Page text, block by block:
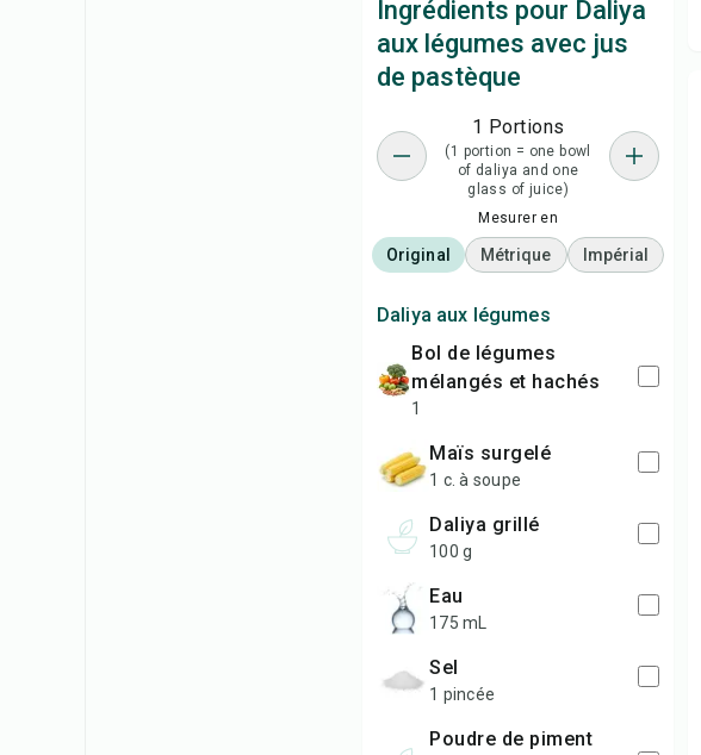
Ingrédients pour Daliya
aux légumes avec jus
de pastèque
1 Portions
(1 portion = one bowl
of daliya and one
glass of juice)
Mesurer en
Original Métrique Impérial
Daliya aux légumes
bol de légumes
mélangés et hachés
1
maïs surgelé
1 c. à soupe
daliya grillé
100 g
eau
175 mL
sel
1 pincée
poudre de piment